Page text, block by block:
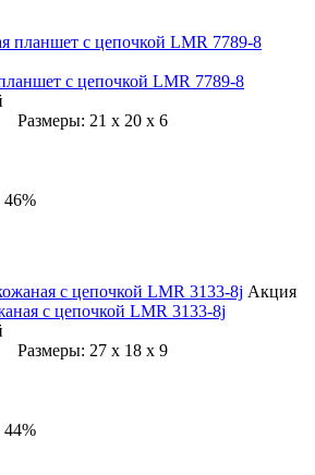
с цепочкой LMR 7789-8
Размеры: 21 x 20 x 6
46%
Акция
с цепочкой LMR 3133-8j
Размеры: 27 x 18 x 9
44%